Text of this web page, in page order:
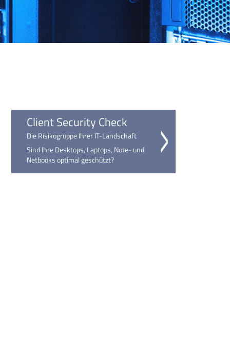
Client Security Check
Die Risikogruppe Ihrer IT-Landschaft
Sind Ihre Desktops, Laptops, Note- und
Netbooks optimal geschützt?